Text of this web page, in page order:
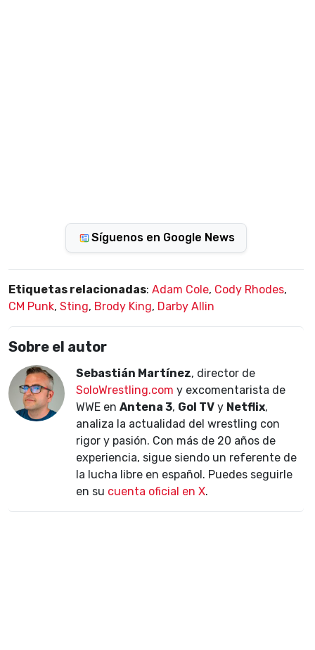
Síguenos en Google News
Etiquetas relacionadas: Adam Cole, Cody Rhodes,
CM Punk, Sting, Brody King, Darby Allin
Sobre el autor
Sebastián Martínez, director de
SoloWrestling.com y excomentarista de
WWE en Antena 3, Gol TV y Netflix,
analiza la actualidad del wrestling con
rigor y pasión. Con más de 20 años de
experiencia, sigue siendo un referente de
la lucha libre en español. Puedes seguirle
en su cuenta oficial en X.